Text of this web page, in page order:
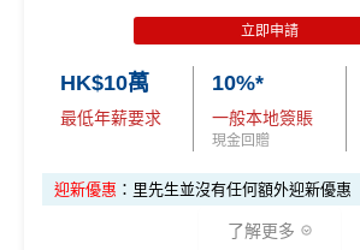
有得儲里數但手續費貴 (Sorry囉，我
嚟講真係)
交保費無回贈
查看更多信用卡詳情及分析...
10次Flex Shopping免費分期
缺點
iBanking繳費無里數
網上交易中非香港商戶用港幣交易
積分
立即申請
HK$10萬
最低年薪要求
10%*
一般本地簽賬
現金回贈
迎新優惠 ：里先生並沒有任何額外迎新優惠
了解更多